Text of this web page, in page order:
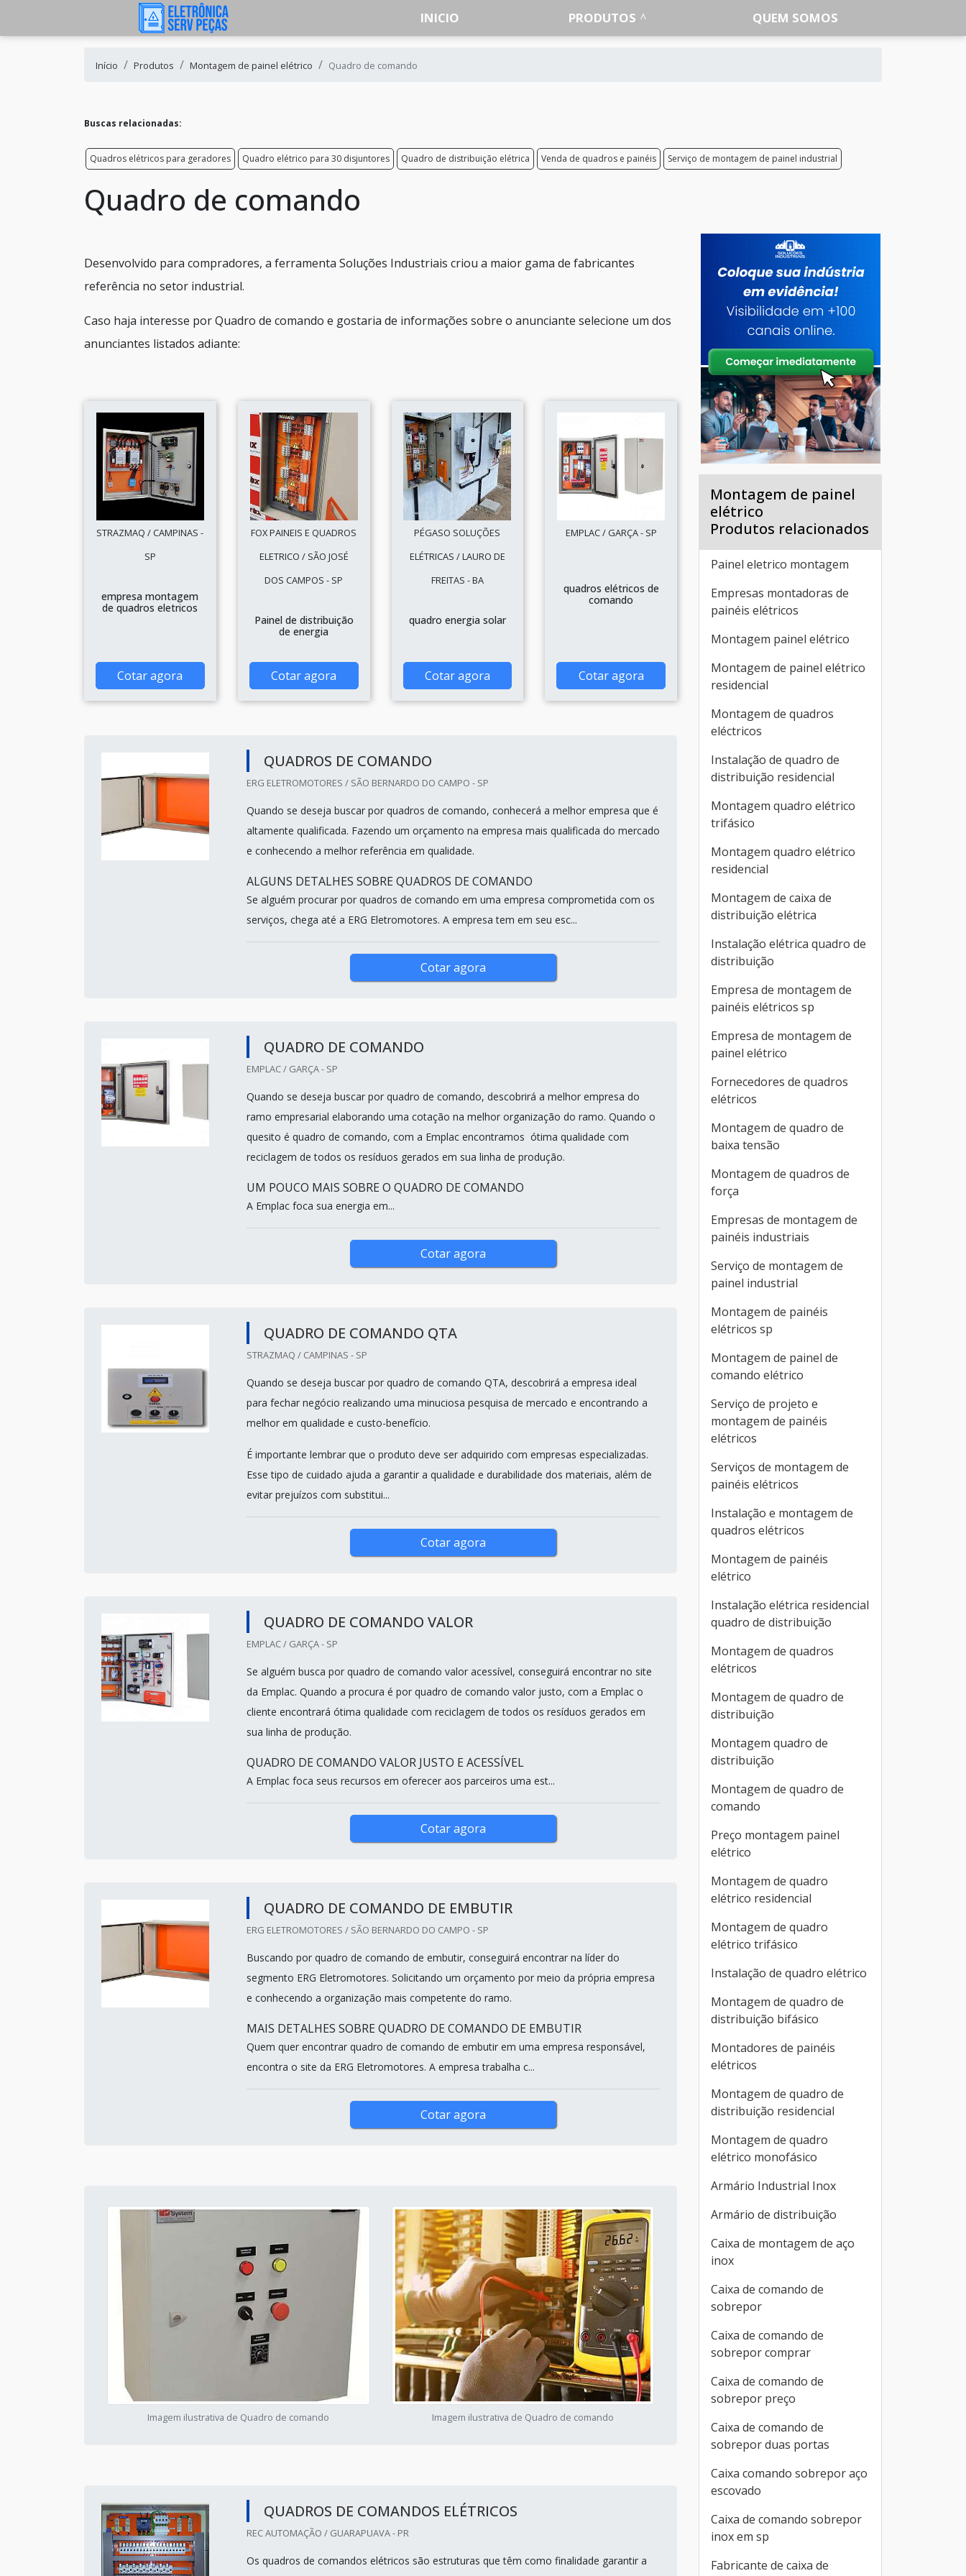
INICIO PRODUTOS QUEM SOMOS
Início Produtos Montagem de painel elétrico Quadro de comando
Buscas relacionadas:
Quadros elétricos para geradores Quadro elétrico para 30 disjuntores Quadro de distribuição elétrica Venda de quadros e painéis Serviço de montagem de painel industrial
Quadro de comando
Desenvolvido para compradores, a ferramenta Soluções Industriais criou a maior gama de fabricantes
referência no setor industrial.
Caso haja interesse por Quadro de comando e gostaria de informações sobre o anunciante selecione um dos
anunciantes listados adiante:
STRAZMAQ / CAMPINAS -
SP
empresa montagem
de quadros eletricos
Cotar agora
FOX PAINEIS E QUADROS
ELETRICO / SÃO JOSÉ
DOS CAMPOS - SP
Painel de distribuição
de energia
Cotar agora
PÉGASO SOLUÇÕES
ELÉTRICAS / LAURO DE
FREITAS - BA
quadro energia solar
Cotar agora
EMPLAC / GARÇA - SP
quadros elétricos de
comando
Cotar agora
QUADROS DE COMANDO
ERG ELETROMOTORES / SÃO BERNARDO DO CAMPO - SP
Quando se deseja buscar por quadros de comando, conhecerá a melhor empresa que é
altamente qualificada. Fazendo um orçamento na empresa mais qualificada do mercado
e conhecendo a melhor referência em qualidade.
ALGUNS DETALHES SOBRE QUADROS DE COMANDO
Se alguém procurar por quadros de comando em uma empresa comprometida com os
serviços, chega até a ERG Eletromotores. A empresa tem em seu esc...
Cotar agora
QUADRO DE COMANDO
EMPLAC / GARÇA - SP
Quando se deseja buscar por quadro de comando, descobrirá a melhor empresa do
ramo empresarial elaborando uma cotação na melhor organização do ramo. Quando o
quesito é quadro de comando, com a Emplac encontramos ótima qualidade com
reciclagem de todos os resíduos gerados em sua linha de produção.
UM POUCO MAIS SOBRE O QUADRO DE COMANDO
A Emplac foca sua energia em...
Cotar agora
QUADRO DE COMANDO QTA
STRAZMAQ / CAMPINAS - SP
Quando se deseja buscar por quadro de comando QTA, descobrirá a empresa ideal
para fechar negócio realizando uma minuciosa pesquisa de mercado e encontrando a
melhor em qualidade e custo-benefício.
É importante lembrar que o produto deve ser adquirido com empresas especializadas.
Esse tipo de cuidado ajuda a garantir a qualidade e durabilidade dos materiais, além de
evitar prejuízos com substitui...
Cotar agora
QUADRO DE COMANDO VALOR
EMPLAC / GARÇA - SP
Se alguém busca por quadro de comando valor acessível, conseguirá encontrar no site
da Emplac. Quando a procura é por quadro de comando valor justo, com a Emplac o
cliente encontrará ótima qualidade com reciclagem de todos os resíduos gerados em
sua linha de produção.
QUADRO DE COMANDO VALOR JUSTO E ACESSÍVEL
A Emplac foca seus recursos em oferecer aos parceiros uma est...
Cotar agora
QUADRO DE COMANDO DE EMBUTIR
ERG ELETROMOTORES / SÃO BERNARDO DO CAMPO - SP
Buscando por quadro de comando de embutir, conseguirá encontrar na líder do
segmento ERG Eletromotores. Solicitando um orçamento por meio da própria empresa
e conhecendo a organização mais competente do ramo.
MAIS DETALHES SOBRE QUADRO DE COMANDO DE EMBUTIR
Quem quer encontrar quadro de comando de embutir em uma empresa responsável,
encontra o site da ERG Eletromotores. A empresa trabalha c...
Cotar agora
Imagem ilustrativa de Quadro de comando Imagem ilustrativa de Quadro de comando
QUADROS DE COMANDOS ELÉTRICOS
REC AUTOMAÇÃO / GUARAPUAVA - PR
Os quadros de comandos elétricos são estruturas que têm como finalidade garantir a
Montagem de painel
elétrico
Produtos relacionados
Painel eletrico montagem
Empresas montadoras de
painéis elétricos
Montagem painel elétrico
Montagem de painel elétrico
residencial
Montagem de quadros
eléctricos
Instalação de quadro de
distribuição residencial
Montagem quadro elétrico
trifásico
Montagem quadro elétrico
residencial
Montagem de caixa de
distribuição elétrica
Instalação elétrica quadro de
distribuição
Empresa de montagem de
painéis elétricos sp
Empresa de montagem de
painel elétrico
Fornecedores de quadros
elétricos
Montagem de quadro de
baixa tensão
Montagem de quadros de
força
Empresas de montagem de
painéis industriais
Serviço de montagem de
painel industrial
Montagem de painéis
elétricos sp
Montagem de painel de
comando elétrico
Serviço de projeto e
montagem de painéis
elétricos
Serviços de montagem de
painéis elétricos
Instalação e montagem de
quadros elétricos
Montagem de painéis
elétrico
Instalação elétrica residencial
quadro de distribuição
Montagem de quadros
elétricos
Montagem de quadro de
distribuição
Montagem quadro de
distribuição
Montagem de quadro de
comando
Preço montagem painel
elétrico
Montagem de quadro
elétrico residencial
Montagem de quadro
elétrico trifásico
Instalação de quadro elétrico
Montagem de quadro de
distribuição bifásico
Montadores de painéis
elétricos
Montagem de quadro de
distribuição residencial
Montagem de quadro
elétrico monofásico
Armário Industrial Inox
Armário de distribuição
Caixa de montagem de aço
inox
Caixa de comando de
sobrepor
Caixa de comando de
sobrepor comprar
Caixa de comando de
sobrepor preço
Caixa de comando de
sobrepor duas portas
Caixa comando sobrepor aço
escovado
Caixa de comando sobrepor
inox em sp
Fabricante de caixa de